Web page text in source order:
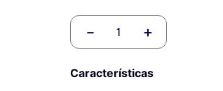
＋
－
Características